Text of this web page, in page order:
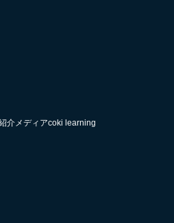
介メディアcoki learning